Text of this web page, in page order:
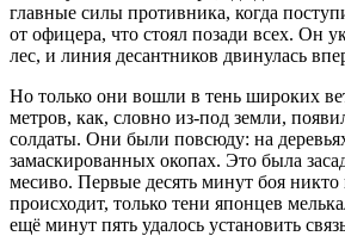
главные силы противника, когда
от офицера, что стоял позади всех. Он
лес, и линия десантников двинулась
Но только они вошли в тень широких
метров, как, словно из-под земли,
солдаты. Они были повсюду: на
замаскированных окопах. Это была
месиво. Первые десять минут боя
происходит, только тени японцев
ещё минут пять удалось установить